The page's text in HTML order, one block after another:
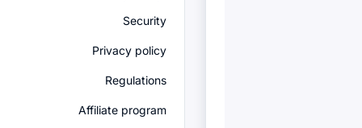
Security
Privacy policy
Regulations
Affiliate program